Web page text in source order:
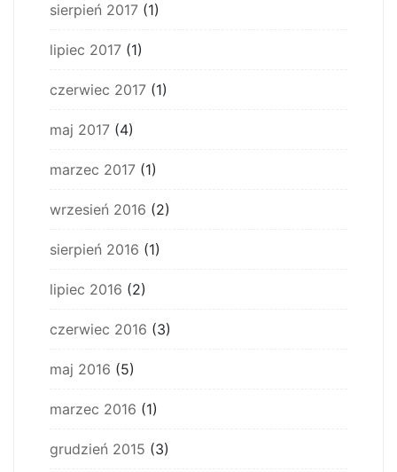
sierpień 2017 (1)
lipiec 2017 (1)
czerwiec 2017 (1)
maj 2017 (4)
marzec 2017 (1)
wrzesień 2016 (2)
sierpień 2016 (1)
lipiec 2016 (2)
czerwiec 2016 (3)
maj 2016 (5)
marzec 2016 (1)
grudzień 2015 (3)